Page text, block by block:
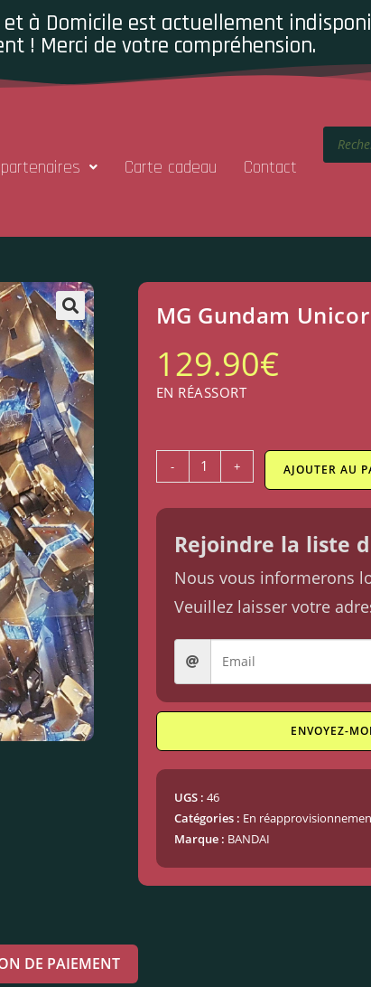
à Domicile est actuellement
! Merci de votre compréhension.
Carte cadeau Contact
MG Gundam
129.90€
EN RÉASSORT
- + AJOUTER AU
Rejoindre la liste
Nous vous informerons
Veuillez laisser votre
ENVOYEZ-
UGS : 46
Catégories : En
Marque : BANDAI
DE PAIEMENT